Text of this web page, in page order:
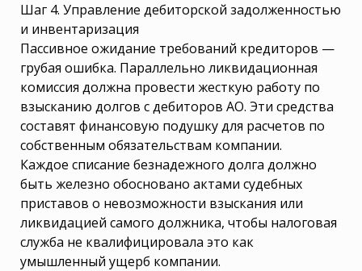
Шаг 4. Управление дебиторской задолженностью
и инвентаризация
Пассивное ожидание требований кредиторов —
грубая ошибка. Параллельно ликвидационная
комиссия должна провести жесткую работу по
взысканию долгов с дебиторов АО. Эти средства
составят финансовую подушку для расчетов по
собственным обязательствам компании.
Каждое списание безнадежного долга должно
быть железно обосновано актами судебных
приставов о невозможности взыскания или
ликвидацией самого должника, чтобы налоговая
служба не квалифицировала это как
умышленный ущерб компании.